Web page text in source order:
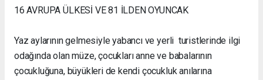
16 AVRUPA ÜLKESİ VE 81 İLDEN OYUNCAK
Yaz aylarının gelmesiyle yabancı ve yerli turistlerinde ilgi
odağında olan müze, çocukları anne ve babalarının
çocukluğuna, büyükleri de kendi çocukluk anılarına